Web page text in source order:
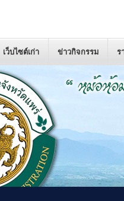
เว็บไซต์เก่า ข่าวกิจกรรม ร